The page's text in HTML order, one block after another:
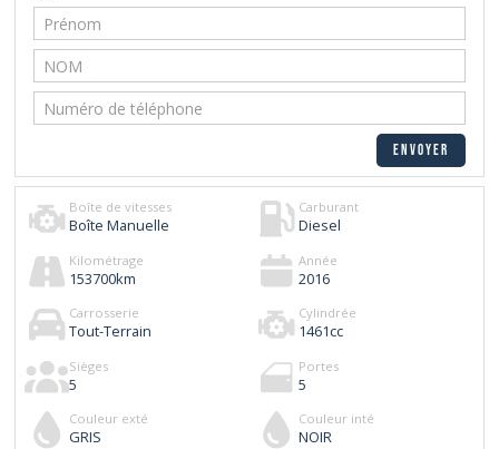
Boîte de vitesses
Boîte Manuelle
Carburant
Diesel
Kilométrage
153700km
Année
2016
Carrosserie
Tout-Terrain
Cylindrée
1461cc
Sièges
5
Portes
5
Couleur exté
GRIS
Couleur inté
NOIR